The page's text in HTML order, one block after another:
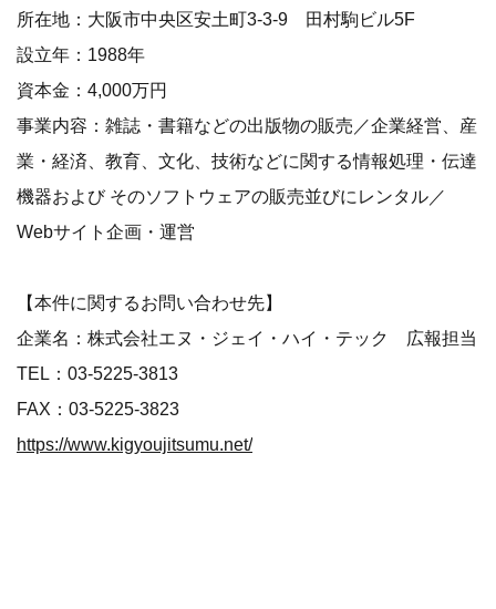
所在地：大阪市中央区安土町3-3-9 田村駒ビル5F
設立年：1988年
資本金：4,000万円
事業内容：雑誌・書籍などの出版物の販売／企業経営、産
業・経済、教育、文化、技術などに関する情報処理・伝達
機器および そのソフトウェアの販売並びにレンタル／
Webサイト企画・運営
【本件に関するお問い合わせ先】
企業名：株式会社エヌ・ジェイ・ハイ・テック 広報担当
TEL：03-5225-3813
FAX：03-5225-3823
https://www.kigyoujitsumu.net/